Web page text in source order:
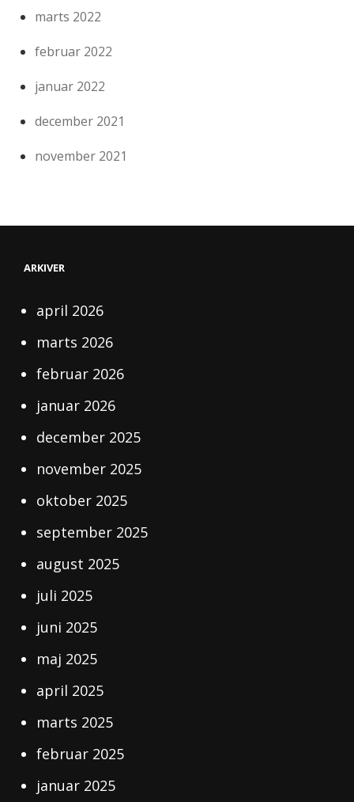
marts 2022
februar 2022
januar 2022
december 2021
november 2021
ARKIVER
april 2026
marts 2026
februar 2026
januar 2026
december 2025
november 2025
oktober 2025
september 2025
august 2025
juli 2025
juni 2025
maj 2025
april 2025
marts 2025
februar 2025
januar 2025